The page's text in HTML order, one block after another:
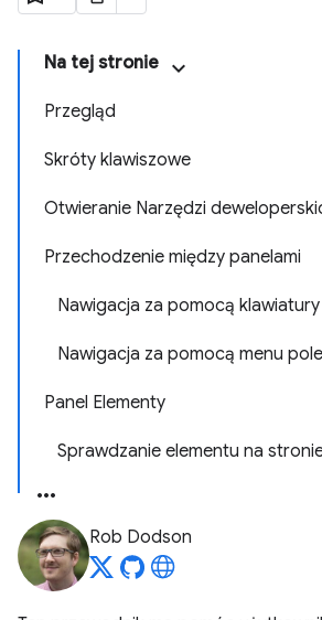
Na tej stronie
Przegląd
Skróty klawiszowe
Otwieranie Narzędzi
Przechodzenie między panelami
Nawigacja za pomocą klawiatury
Nawigacja za pomocą menu
Panel Elementy
Sprawdzanie elementu na
Rob Dodson